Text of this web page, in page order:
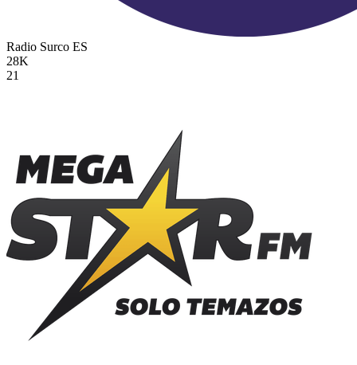
Radio Surco ES
28K
21